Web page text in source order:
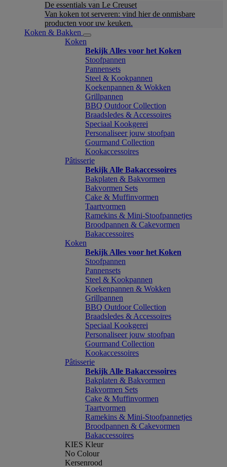
De essentials van Le Creuset
Van koken tot serveren: vind hier de onmisbare
producten voor uw keuken.
Koken & Bakken
Koken
Bekijk Alles voor het Koken
Stoofpannen
Pannensets
Steel & Kookpannen
Koekenpannen & Wokken
Grillpannen
BBQ Outdoor Collection
Braadsledes & Accessoires
Speciaal Kookgerei
Personaliseer jouw stoofpan
Gourmand Collection
Kookaccessoires
Pâtisserie
Bekijk Alle Bakaccessoires
Bakplaten & Bakvormen
Bakvormen Sets
Cake & Muffinvormen
Taartvormen
Ramekins & Mini-Stoofpannetjes
Broodpannen & Cakevormen
Bakaccessoires
Koken
Bekijk Alles voor het Koken
Stoofpannen
Pannensets
Steel & Kookpannen
Koekenpannen & Wokken
Grillpannen
BBQ Outdoor Collection
Braadsledes & Accessoires
Speciaal Kookgerei
Personaliseer jouw stoofpan
Gourmand Collection
Kookaccessoires
Pâtisserie
Bekijk Alle Bakaccessoires
Bakplaten & Bakvormen
Bakvormen Sets
Cake & Muffinvormen
Taartvormen
Ramekins & Mini-Stoofpannetjes
Broodpannen & Cakevormen
Bakaccessoires
KIES Kleur
No Colour
Kersenrood